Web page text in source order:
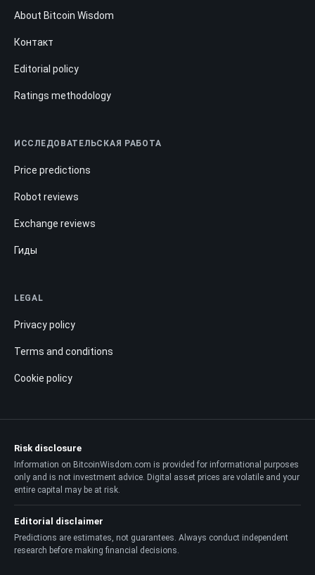
About Bitcoin Wisdom
Контакт
Editorial policy
Ratings methodology
ИССЛЕДОВАТЕЛЬСКАЯ РАБОТА
Price predictions
Robot reviews
Exchange reviews
Гиды
LEGAL
Privacy policy
Terms and conditions
Cookie policy
Risk disclosure
Information on BitcoinWisdom.com is provided for informational purposes
only and is not investment advice. Digital asset prices are volatile and your
entire capital may be at risk.
Editorial disclaimer
Predictions are estimates, not guarantees. Always conduct independent
research before making financial decisions.